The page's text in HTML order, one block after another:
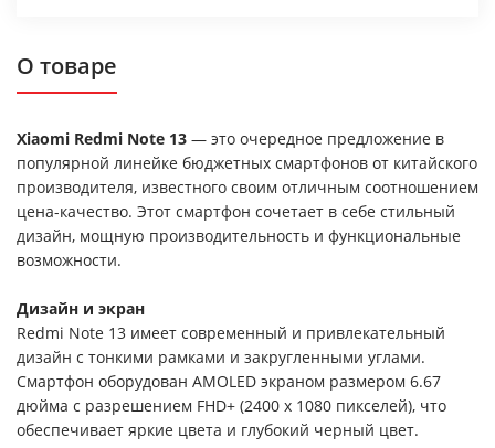
О товаре
Xiaomi Redmi Note 13 — это очередное предложение в
популярной линейке бюджетных смартфонов от китайского
производителя, известного своим отличным соотношением
цена-качество. Этот смартфон сочетает в себе стильный
дизайн, мощную производительность и функциональные
возможности.
Дизайн и экран
Redmi Note 13 имеет современный и привлекательный
дизайн с тонкими рамками и закругленными углами.
Смартфон оборудован AMOLED экраном размером 6.67
дюйма с разрешением FHD+ (2400 x 1080 пикселей), что
обеспечивает яркие цвета и глубокий черный цвет.